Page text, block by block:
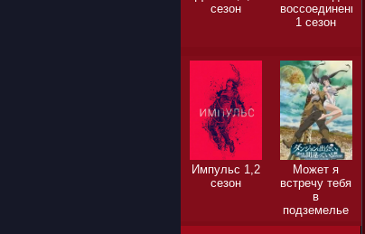
сезон
воссоединения
1 сезон
Импульс 1,2
сезон
Может я
встречу тебя
в
подземелье
1,2,3 сезон